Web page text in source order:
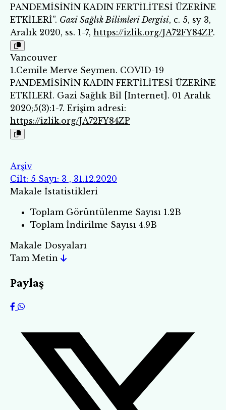
PANDEMİSİNİN KADIN FERTİLİTESİ ÜZERİNE
ETKİLERİ”. Gazi Sağlık Bilimleri Dergisi, c. 5, sy 3,
Aralık 2020, ss. 1-7, https://izlik.org/JA72FY84ZP.
Vancouver
1.Cemile Merve Seymen. COVID-19
PANDEMİSİNİN KADIN FERTİLİTESİ ÜZERİNE
ETKİLERİ. Gazi Sağlık Bil [Internet]. 01 Aralık
2020;5(3):1-7. Erişim adresi:
https://izlik.org/JA72FY84ZP
Arşiv
Cilt: 5 Sayı: 3 , 31.12.2020
Makale İstatistikleri
Toplam Görüntülenme Sayısı 1.2B
Toplam İndirilme Sayısı 4.9B
Makale Dosyaları
Tam Metin
Paylaş